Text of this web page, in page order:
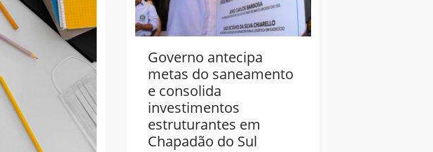
antecipa
do saneamento
em
do Sul
Governo antecipa
metas do saneamento
e consolida
investimentos
estruturantes em
Chapadão do Sul